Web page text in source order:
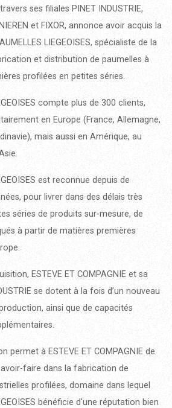
ses filiales PINET INDUSTRIE,
et FIXOR, annonce avoir acquis la
LIEGEOISES, spécialiste de la
et distribution de paumelles à
profilées en petites séries.
compte plus de 300 clients,
en Europe (France, Allemagne,
mais aussi en Amérique, au
est reconnue depuis de
pour livrer dans des délais très
séries de produits sur-mesure, de
à partir de matières premières
ESTEVE ET COMPAGNIE et sa
se dotent à la fois d’un nouveau
ainsi que de capacités
permet à ESTEVE ET COMPAGNIE de
faire dans la fabrication de
profilées, domaine dans lequel
bénéficie d'une réputation bien